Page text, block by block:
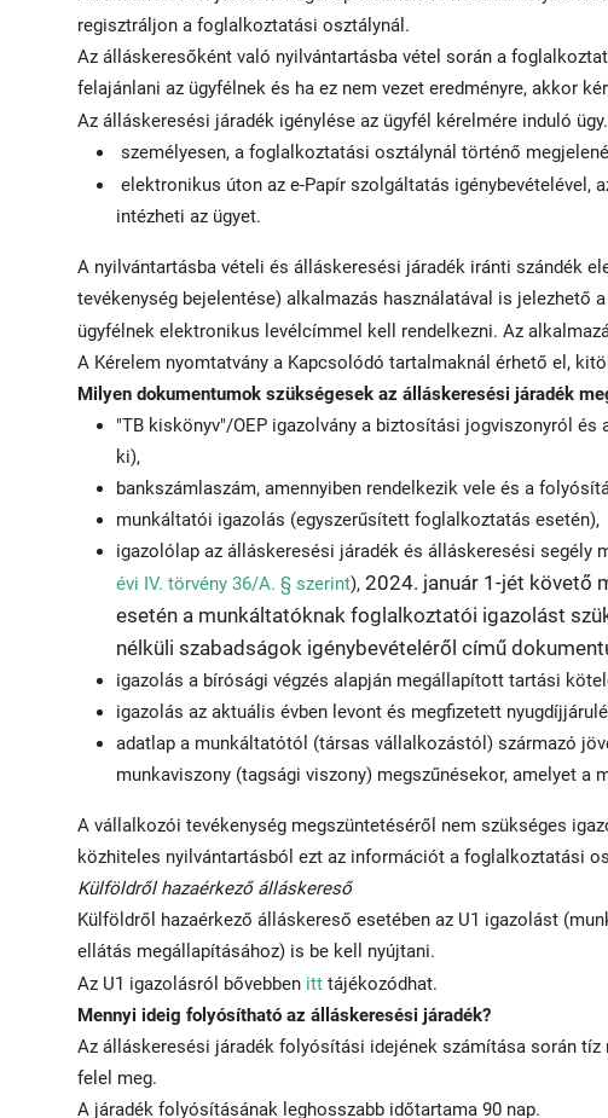
regisztráljon a foglalkoztatási osztálynál.
Az álláskeresőként való nyilvántartásba vétel során a
felajánlani az ügyfélnek és ha ez nem vezet eredményre, akkor
Az álláskeresési járadék igénylése az ügyfél kérelmére induló
személyesen, a foglalkoztatási osztálynál történő
elektronikus úton az e-Papír szolgáltatás igénybevételével,
intézheti az ügyet.
A nyilvántartásba vételi és álláskeresési járadék iránti szándék
tevékenység bejelentése) alkalmazás használatával is jelezhető
ügyfélnek elektronikus levélcímmel kell rendelkezni. Az
A Kérelem nyomtatvány a Kapcsolódó tartalmaknál érhető el,
Milyen dokumentumok szükségesek az álláskeresési járadék
"TB kiskönyv"/OEP igazolvány a biztosítási jogviszonyról
ki),
bankszámlaszám, amennyiben rendelkezik vele és a
munkáltatói igazolás (egyszerűsített foglalkoztatás esetén),
igazolólap az álláskeresési járadék és álláskeresési segély
évi IV. törvény 36/A. § szerint), 2024. január 1-jét követő
esetén a munkáltatóknak foglalkoztatói igazolást
nélküli szabadságok igénybevételéről című
igazolás a bírósági végzés alapján megállapított tartási
igazolás az aktuális évben levont és megfizetett
adatlap a munkáltatótól (társas vállalkozástól) származó
munkaviszony (tagsági viszony) megszűnésekor, amelyet a
A vállalkozói tevékenység megszüntetéséről nem szükséges
közhiteles nyilvántartásból ezt az információt a foglalkoztatási
Külföldről hazaérkező álláskereső
Külföldről hazaérkező álláskereső esetében az U1 igazolást
ellátás megállapításához) is be kell nyújtani.
Az U1 igazolásról bővebben itt tájékozódhat.
Mennyi ideig folyósítható az álláskeresési járadék?
Az álláskeresési járadék folyósítási idejének számítása során
felel meg.
A járadék folyósításának leghosszabb időtartama 90 nap.